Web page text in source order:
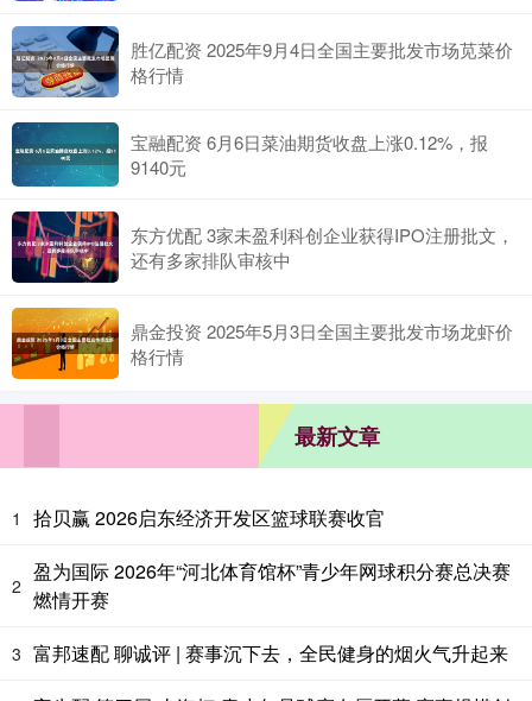
胜亿配资 2025年9月4日全国主要批发市场苋菜价
格行情
宝融配资 6月6日菜油期货收盘上涨0.12%，报
9140元
东方优配 3家未盈利科创企业获得IPO注册批文，
还有多家排队审核中
鼎金投资 2025年5月3日全国主要批发市场龙虾价
格行情
最新文章
1 拾贝赢 2026启东经济开发区篮球联赛收官
2
盈为国际 2026年“河北体育馆杯”青少年网球积分赛总决赛
燃情开赛
3 富邦速配 聊诚评 | 赛事沉下去，全民健身的烟火气升起来